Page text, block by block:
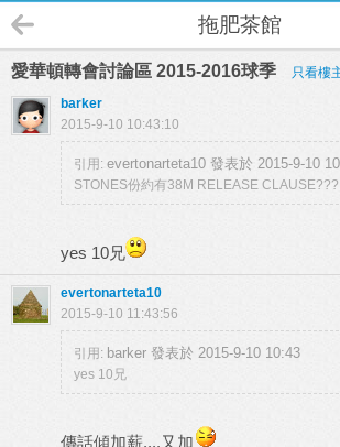
拖肥茶館
愛華頓轉會討論區 2015-2016球季 只看樓
barker
2015-9-10 10:43:10
引用: evertonarteta10 發表於 2015-9-10
STONES份約有38M RELEASE CLAUSE???
yes 10兄
evertonarteta10
2015-9-10 11:43:56
引用: barker 發表於 2015-9-10 10:43
yes 10兄
傳話傾加薪....又加